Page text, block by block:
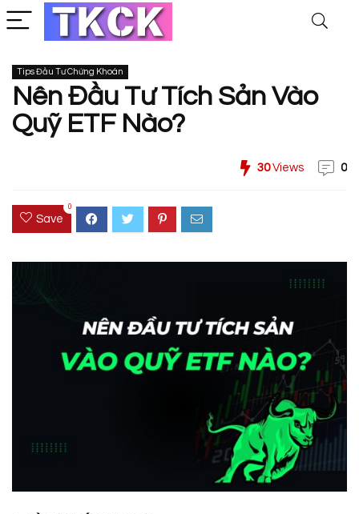
Tips Đầu Tư Chứng Khoán
Nên Đầu Tư Tích Sản Vào
Quỹ ETF Nào?
30Views 0
Save
0